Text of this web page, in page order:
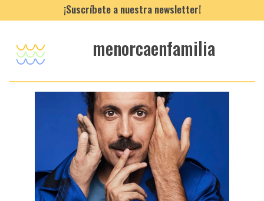
¡Suscríbete a nuestra newsletter!
menorcaenfamilia